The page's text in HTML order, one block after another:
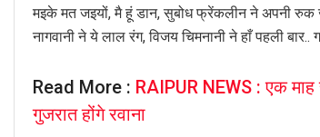
मइके मत जइयों, मै हूं डान, सुबोध फ्रेंकलीन ने अपनी रुक
नागवानी ने ये लाल रंग, विजय चिमनानी ने हाँ पहली
Read More : RAIPUR NEWS : एक माह
गुजरात होंगे रवाना